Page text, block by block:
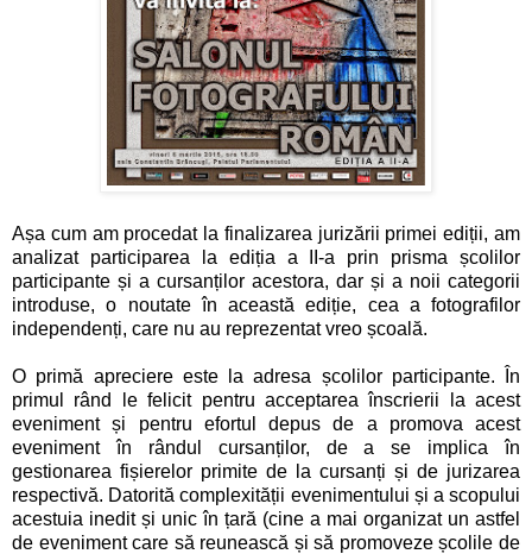
Așa cum am procedat la finalizarea jurizării primei ediții, am
analizat participarea la ediția a II-a prin prisma școlilor
participante și a cursanților acestora, dar și a noii categorii
introduse, o noutate în această ediție, cea a fotografilor
independenți, care nu au reprezentat vreo școală.
O primă apreciere este la adresa școlilor participante. În
primul rând le felicit pentru acceptarea înscrierii la acest
eveniment și pentru efortul depus de a promova acest
eveniment în rândul cursanților, de a se implica în
gestionarea fișierelor primite de la cursanți și de jurizarea
respectivă. Datorită complexității evenimentului și a scopului
acestuia inedit și unic în țară (cine a mai organizat un astfel
de eveniment care să reunească și să promoveze școlile de